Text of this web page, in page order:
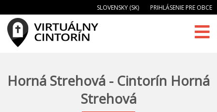
SLOVENSKY (SK) PRIHLÁSENIE PRE OBCE
Horná Strehová - Cintorín Horná
Strehová